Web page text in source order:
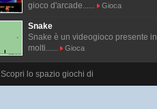
gioco d'arcade......
Gioca
Snake
Snake è un videogioco presente in
molti......
Gioca
Scopri lo spazio giochi di